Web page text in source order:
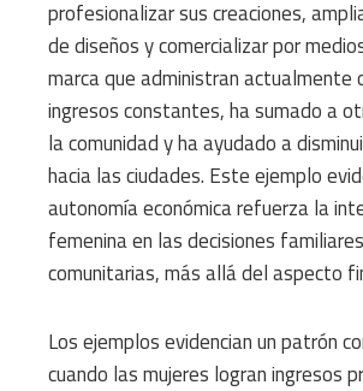
profesionalizar sus creaciones,
de diseños y comercializar por
marca que administran actualmente
ingresos constantes, ha sumado a
la comunidad y ha ayudado a
hacia las ciudades. Este ejemplo
autonomía económica refuerza la
femenina en las decisiones
comunitarias, más allá del aspecto
Los ejemplos evidencian un patrón
cuando las mujeres logran ingresos